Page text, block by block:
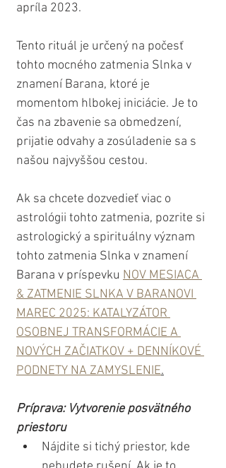
apríla 2023.
Tento rituál je určený na počesť
tohto mocného zatmenia Slnka v
znamení Barana, ktoré je
momentom hlbokej iniciácie. Je to
čas na zbavenie sa obmedzení,
prijatie odvahy a zosúladenie sa s
našou najvyššou cestou.
Ak sa chcete dozvedieť viac o
astrológii tohto zatmenia, pozrite si
astrologický a spirituálny význam
tohto zatmenia Slnka v znamení
Barana v príspevku NOV MESIACA
& ZATMENIE SLNKA V BARANOVI
MAREC 2025: KATALYZÁTOR
OSOBNEJ TRANSFORMÁCIE A
NOVÝCH ZAČIATKOV + DENNÍKOVÉ
PODNETY NA ZAMYSLENIE.
Príprava: Vytvorenie posvätného
priestoru
Nájdite si tichý priestor, kde